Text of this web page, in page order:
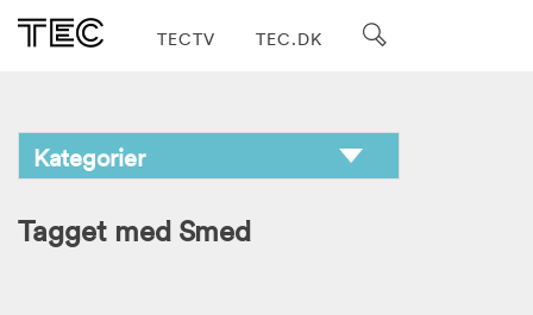
TECTV TEC.DK
Tagget med Smed